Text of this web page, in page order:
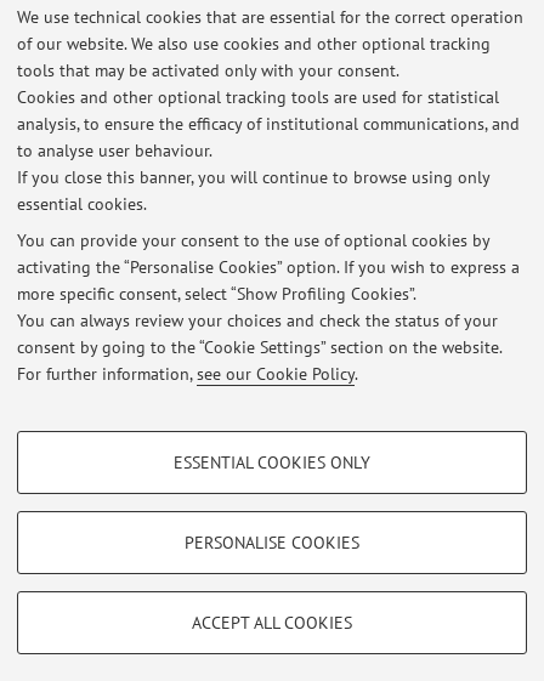
We use technical cookies that are essential for the correct operation
of our website. We also use cookies and other optional tracking
tools that may be activated only with your consent.
Cookies and other optional tracking tools are used for statistical
analysis, to ensure the efficacy of institutional communications, and
to analyse user behaviour.
If you close this banner, you will continue to browse using only
essential cookies.
You can provide your consent to the use of optional cookies by
activating the “Personalise Cookies” option. If you wish to express a
more specific consent, select “Show Profiling Cookies”.
You can always review your choices and check the status of your
consent by going to the “Cookie Settings” section on the website.
For further information,see our Cookie Policy.
PROFILING COOKIES - OPTIONAL
Show profiling cookies
Vimeo
TECHNICAL COOKIES - ESSENTIAL
limited to ensuring the correct operation of the website, saving browsing
ESSENTIAL COOKIES ONLY
PERSONALISE COOKIES
ACCEPT ALL COOKIES
Latest news
I° appello di Comunicazione istituzionale - Attività pratica
Published on: May 20 2026
Corso Competenze Trasversali: Sviluppo di Competenze
Comunicative e Interculturali Attraverso l'Intercomprensione tra Le
Lingue (II edizione)
Published on: January 27 2026
Bando Erasmus 2026/2027 - Riunione informativa per scambio con
UGA (Univ. Grenoble Alpes)
Published on: January 16 2026
Restricted area
Loginto manage all website contents.
Zamboni, 33 - 40126 Bologna - Partita IVA: 01131710376